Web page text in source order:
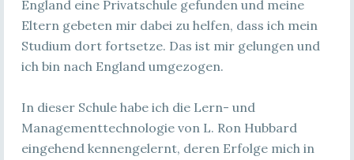
England eine Privatschule gefunden und meine
Eltern gebeten mir dabei zu helfen, dass ich mein
Studium dort fortsetze. Das ist mir gelungen und
ich bin nach England umgezogen.
In dieser Schule habe ich die Lern- und
Managementtechnologie von L. Ron Hubbard
eingehend kennengelernt, deren Erfolge mich in